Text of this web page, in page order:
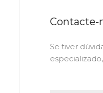
Contacte-
Se tiver